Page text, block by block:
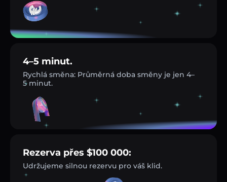
4–5 minut.
Rychlá směna: Průměrná doba směny je jen 4–
5 minut.
Rezerva přes $100 000:
Udržujeme silnou rezervu pro váš klid.